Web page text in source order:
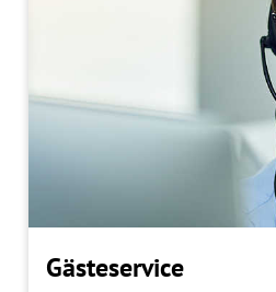
Gästeservice